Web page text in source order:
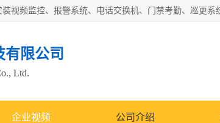
限公司
Ltd.
企业视频 公司介绍